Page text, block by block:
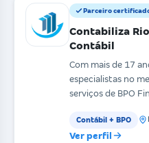
Parceiro
Contabiliza
Contábil
Com mais de 17
especialistas no
serviços de BPO
Contábil + BPO
Ver perfil